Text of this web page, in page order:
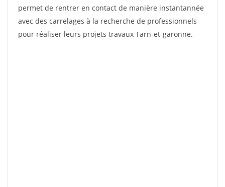
permet de rentrer en contact de manière instantannée
avec des carrelages à la recherche de professionnels
pour réaliser leurs projets travaux Tarn-et-garonne.